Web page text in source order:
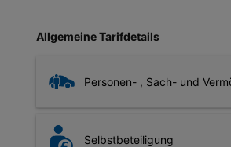
Allgemeine Tarifdetails
Personen- , Sach- und
Für Personen-, Sach- und
Schadenskosten sitzen bleiben
Selbstbeteiligung